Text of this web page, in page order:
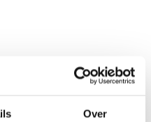
Over